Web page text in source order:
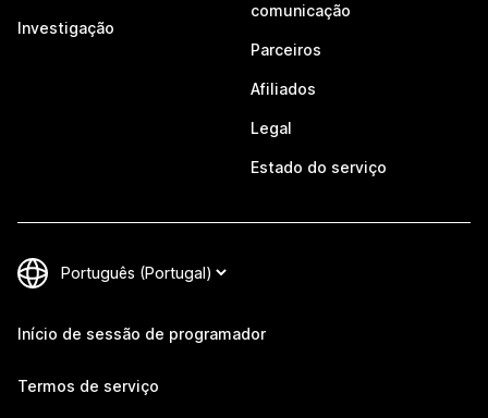
Investigação
comunicação
Parceiros
Afiliados
Legal
Estado do serviço
Início de sessão de programador
Termos de serviço